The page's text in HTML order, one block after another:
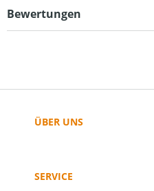
Bewertungen
ÜBER UNS
SERVICE